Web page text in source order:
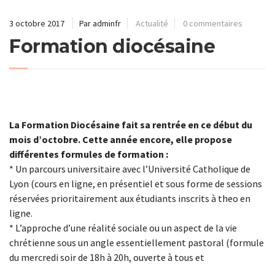
3 octobre 2017 Par adminfr Actualité 0 commentaires
Formation diocésaine
La Formation Diocésaine fait sa rentrée en ce début du
mois d’octobre. Cette année encore, elle propose
différentes formules de formation :
* Un parcours universitaire avec l’Université Catholique de
Lyon (cours en ligne, en présentiel et sous forme de sessions
réservées prioritairement aux étudiants inscrits à theo en
ligne.
* L’approche d’une réalité sociale ou un aspect de la vie
chrétienne sous un angle essentiellement pastoral (formule
du mercredi soir de 18h à 20h, ouverte à tous et